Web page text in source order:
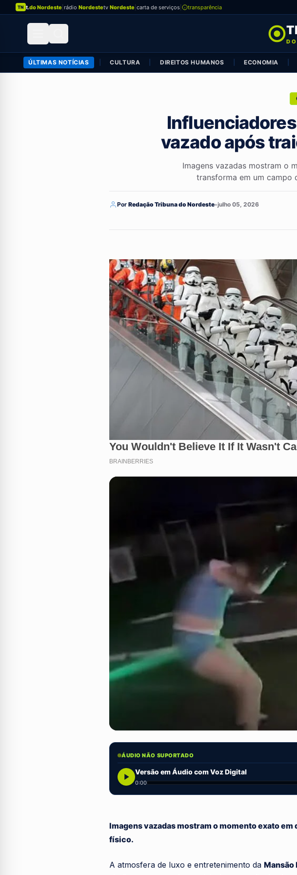
TN t.do Nordeste rádio Nordestetv Nordeste carta de serviços transparência
ÚLTIMAS NOTÍCIAS CULTURA DIREITOS HUMANOS ECONOMIA
vazado após
Imagens vazadas mostram o
transforma em um campo
Por Redação Tribuna do Nordeste•julho 05, 2026
ÁUDIO NÃO SUPORTADO
Versão em Áudio com Voz Digital
0:00
Imagens vazadas mostram o momento exato
físico.
A atmosfera de luxo e entretenimento da Mansão